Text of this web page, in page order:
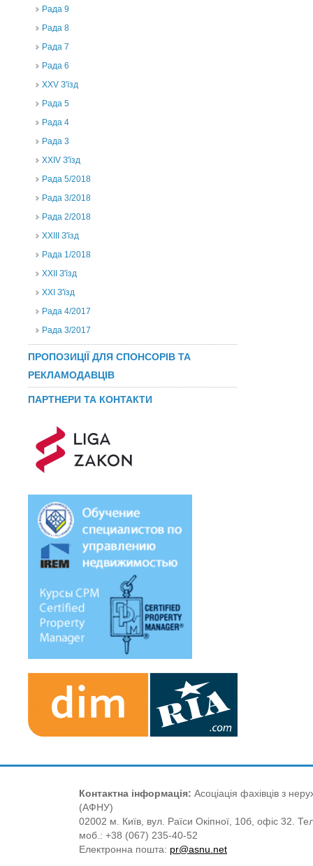
Рада 9
Рада 8
Рада 7
Рада 6
XXV З'їзд
Рада 5
Рада 4
Рада 3
ХХIV З'їзд
Рада 5/2018
Рада 3/2018
Рада 2/2018
XXIII З'їзд
Рада 1/2018
ХХІІ З'їзд
XXI З'їзд
Рада 4/2017
Рада 3/2017
ПРОПОЗИЦІЇ ДЛЯ СПОНСОРІВ ТА
РЕКЛАМОДАВЦІВ
ПАРТНЕРИ ТА КОНТАКТИ
Контактна інформація: Асоціація фахівців з
(АФНУ)
02002 м. Київ, вул. Раїси Окіпної, 10б, офіс 32.
моб.: +38 (067) 235-40-52
Електронна пошта: pr@asnu.net